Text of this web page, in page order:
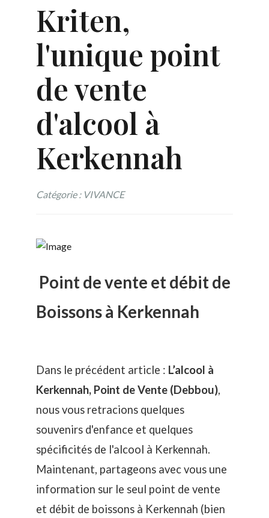
Kriten,
l'unique point
de vente
d'alcool à
Kerkennah
Catégorie : VIVANCE
Point de vente et débit de
Boissons à Kerkennah
Dans le précédent article : L’alcool à
Kerkennah, Point de Vente (Debbou),
nous vous retracions quelques
souvenirs d'enfance et quelques
spécificités de l'alcool à Kerkennah.
Maintenant, partageons avec vous une
information sur le seul point de vente
et débit de boissons à Kerkennah (bien